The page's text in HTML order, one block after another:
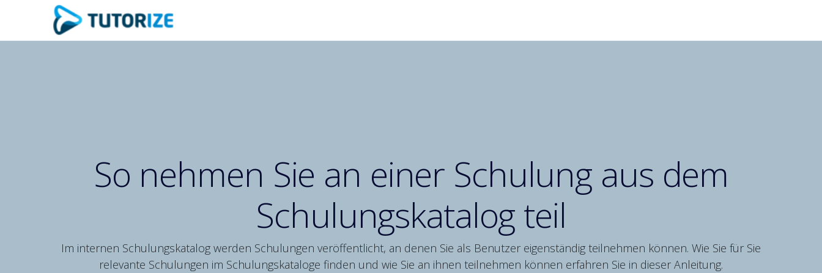
So nehmen Sie an einer Schulung aus dem
Schulungskatalog teil
Im internen Schulungskatalog werden Schulungen veröffentlicht, an denen Sie als Benutzer eigenständig teilnehmen können. Wie Sie für Sie
relevante Schulungen im Schulungskataloge finden und wie Sie an ihnen teilnehmen können erfahren Sie in dieser Anleitung.